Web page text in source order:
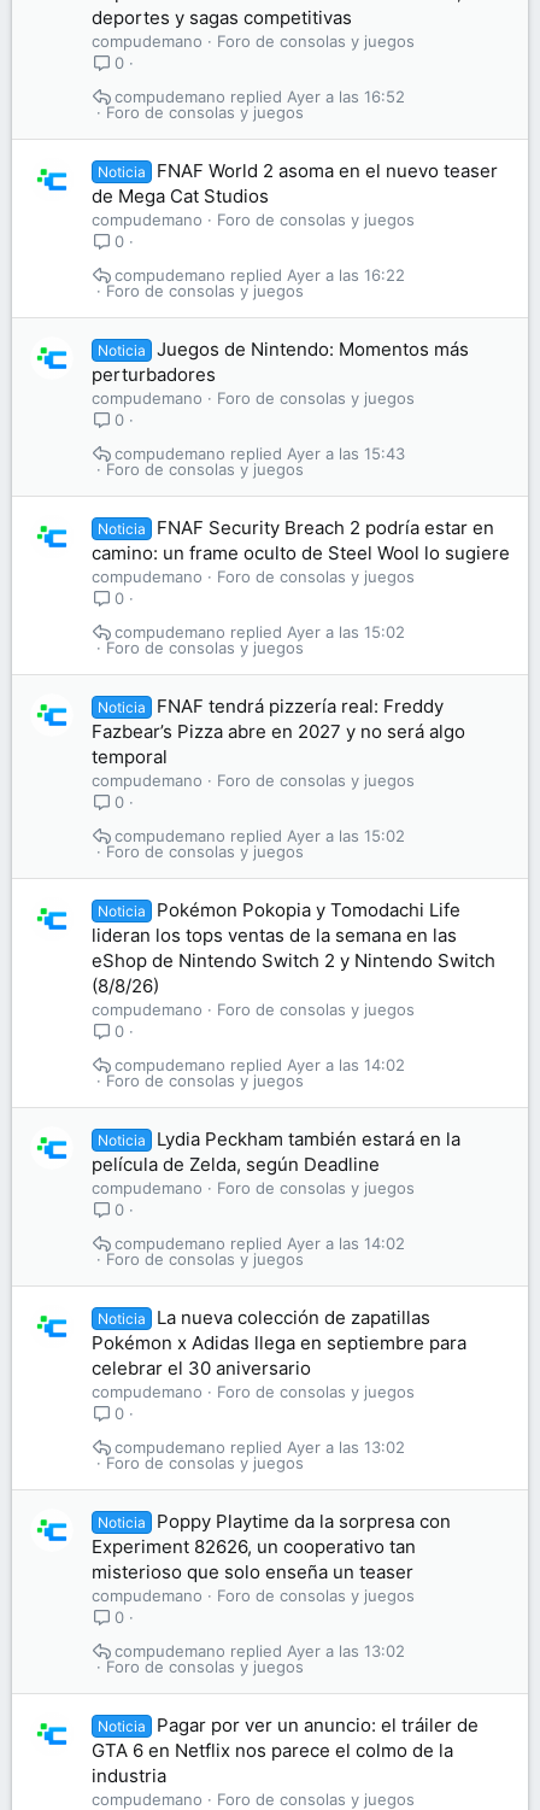
deportes y sagas competitivas
compudemano
Foro de consolas y juegos
0
Foro de consolas y juegos
Ayer a las 16:52
compudemano
Noticia
FNAF World 2 asoma en el nuevo teaser
de Mega Cat Studios
compudemano
Foro de consolas y juegos
0
Foro de consolas y juegos
Ayer a las 16:22
compudemano
Noticia
Juegos de Nintendo: Momentos más
perturbadores
compudemano
Foro de consolas y juegos
0
Foro de consolas y juegos
Ayer a las 15:43
compudemano
Noticia
FNAF Security Breach 2 podría estar en
camino: un frame oculto de Steel Wool lo sugiere
compudemano
Foro de consolas y juegos
0
Foro de consolas y juegos
Ayer a las 15:02
compudemano
Noticia
FNAF tendrá pizzería real: Freddy
Fazbear’s Pizza abre en 2027 y no será algo
temporal
compudemano
Foro de consolas y juegos
0
Foro de consolas y juegos
Ayer a las 15:02
compudemano
Noticia
Pokémon Pokopia y Tomodachi Life
lideran los tops ventas de la semana en las
eShop de Nintendo Switch 2 y Nintendo Switch
(8/8/26)
compudemano
Foro de consolas y juegos
0
Foro de consolas y juegos
Ayer a las 14:02
compudemano
Noticia
Lydia Peckham también estará en la
película de Zelda, según Deadline
compudemano
Foro de consolas y juegos
0
Foro de consolas y juegos
Ayer a las 14:02
compudemano
Noticia
La nueva colección de zapatillas
Pokémon x Adidas llega en septiembre para
celebrar el 30 aniversario
compudemano
Foro de consolas y juegos
0
Foro de consolas y juegos
Ayer a las 13:02
compudemano
Noticia
Poppy Playtime da la sorpresa con
Experiment 82626, un cooperativo tan
misterioso que solo enseña un teaser
compudemano
Foro de consolas y juegos
0
Foro de consolas y juegos
Ayer a las 13:02
compudemano
Noticia
Pagar por ver un anuncio: el tráiler de
GTA 6 en Netflix nos parece el colmo de la
industria
compudemano
Foro de consolas y juegos